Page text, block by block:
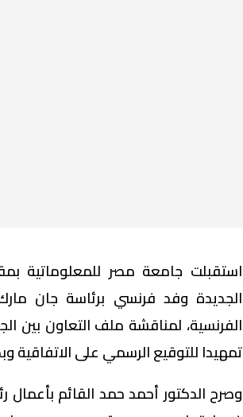
استقبلت جامعة مصر للمعلوماتية
الفرنسية، لمناقشة ملف التعاون بين
تمهيدا للتوقيع الرسمي على الاتفاقية
وصرح الدكتور أحمد حمد القائم